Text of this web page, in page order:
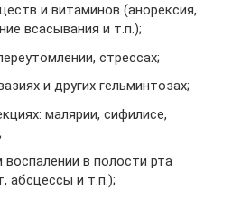
и витаминов (анорексия,
всасывания и т.п.);
стрессах;
и других гельминтозах;
малярии, сифилисе,
воспалении в полости рта
абсцессы и т.п.);